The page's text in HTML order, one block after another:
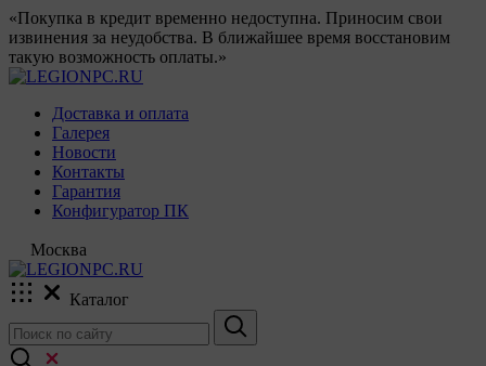
«Покупка в кредит временно недоступна. Приносим свои
извинения за неудобства. В ближайшее время восстановим
такую возможность оплаты.»
Доставка и оплата
Галерея
Новости
Контакты
Гарантия
Конфигуратор ПК
Москва
Каталог